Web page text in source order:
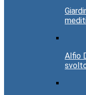
Alfio